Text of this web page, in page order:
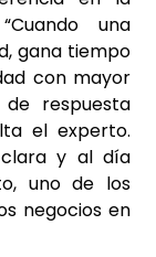
una
gana tiempo
con mayor
respuesta
el experto.
clara y al día
uno de los
negocios en